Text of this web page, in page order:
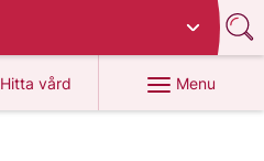
Hitta vård
at 1177.se
Menu